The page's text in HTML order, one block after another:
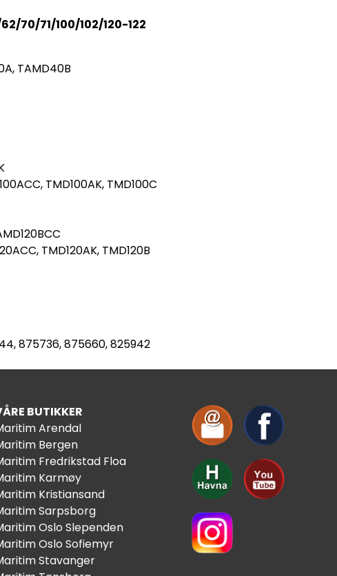
70/71/100/102/120-122
TAMD40B
TMD100AK, TMD100C
TMD120AK, TMD120B
875736, 875660, 825942
BUTIKKER
Arendal
Bergen
Fredrikstad Floa
Karmøy
Kristiansand
Sarpsborg
Oslo Slependen
Oslo Sofiemyr
Stavanger